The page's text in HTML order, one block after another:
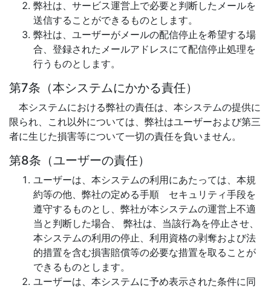
弊社は、サービス運営上で必要と判断したメールを
送信することができるものとします。
弊社は、ユーザーがメールの配信停止を希望する場
合、登録されたメールアドレスにて配信停止処理を
行うものとします。
第7条（本システムにかかる責任）
本システムにおける弊社の責任は、本システムの提供に
限られ、これ以外については、弊社はユーザーおよび第三
者に生じた損害等について一切の責任を負いません。
第8条（ユーザーの責任）
ユーザーは、本システムの利用にあたっては、本規
約等の他、弊社の定める手順 セキュリティ手段を
遵守するものとし、弊社が本システムの運営上不適
当と判断した場合、 弊社は、当該行為を停止させ、
本システムの利用の停止、利用資格の剥奪および法
的措置を含む損害賠償等の必要な措置を取ることが
できるものとします。
ユーザーは、本システムに予め表示された条件に同